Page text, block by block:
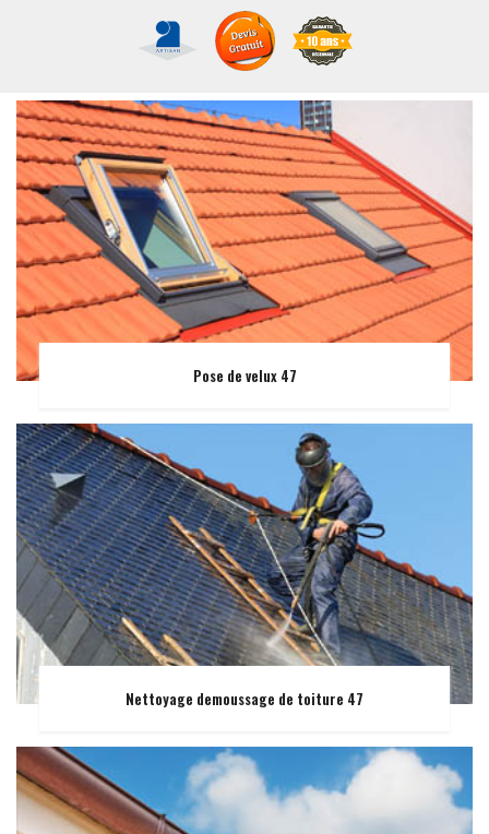
Pose de velux 47
Nettoyage demoussage de toiture 47